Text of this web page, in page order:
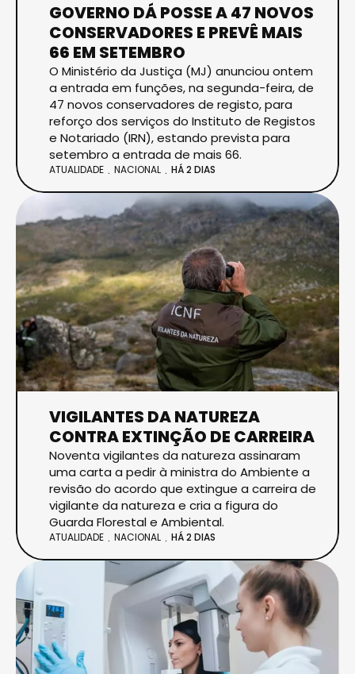
GOVERNO DÁ POSSE A 47 NOVOS
CONSERVADORES E PREVÊ MAIS
66 EM SETEMBRO
O Ministério da Justiça (MJ) anunciou ontem
a entrada em funções, na segunda-feira, de
47 novos conservadores de registo, para
reforço dos serviços do Instituto de Registos
e Notariado (IRN), estando prevista para
setembro a entrada de mais 66.
ATUALIDADE NACIONAL HÁ 2 DIAS
VIGILANTES DA NATUREZA
CONTRA EXTINÇÃO DE CARREIRA
Noventa vigilantes da natureza assinaram
uma carta a pedir à ministra do Ambiente a
revisão do acordo que extingue a carreira de
vigilante da natureza e cria a figura do
Guarda Florestal e Ambiental.
ATUALIDADE NACIONAL HÁ 2 DIAS